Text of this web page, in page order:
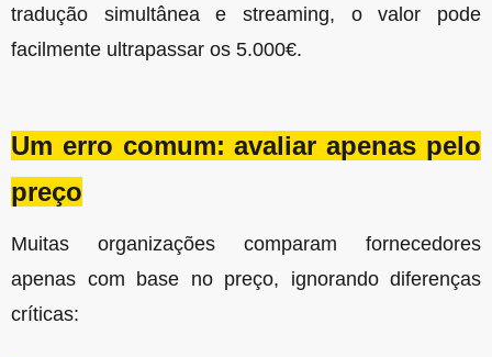
tradução simultânea e streaming, o valor pode
facilmente ultrapassar os 5.000€.
Um erro comum: avaliar apenas pelo
preço
Muitas organizações comparam fornecedores
apenas com base no preço, ignorando diferenças
críticas: